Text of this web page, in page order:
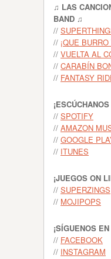
♫ LAS
BAND ♫
//
// ¡QUE
// VUELTA AL
// CARABÍN
// FANTASY
// SPOTIFY
// AMAZON
// GOOGLE
// ITUNES
¡JUEGOS ON
// SUPERZINGS
// MOJIPOPS
¡SÍGUENOS
// FACEBOOK
// INSTAGRAM